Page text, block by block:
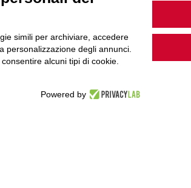
storie e webinar.
simili per archiviare, accedere
personalizzazione degli annunci.
alcuni tipi di cookie.
Powered by